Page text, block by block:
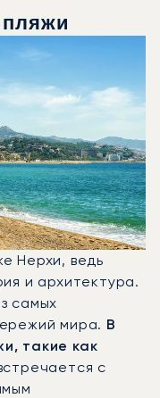
Нерхи, ведь
и архитектура.
самых
мира. В
такие как
с